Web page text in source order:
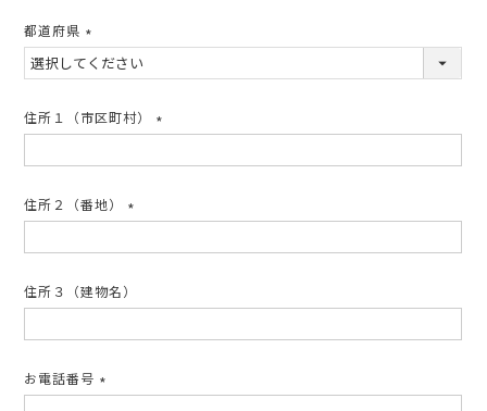
都道府県
(必
須)
住所１（市区町村）
須)
住所２（番地）
須)
住所３（建物名）
お電話番号